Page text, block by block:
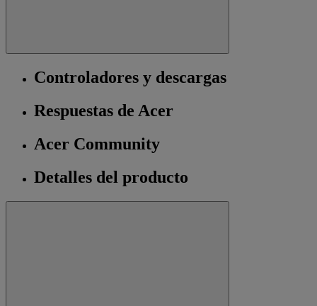
Controladores y descargas
Respuestas de Acer
Acer Community
Detalles del producto